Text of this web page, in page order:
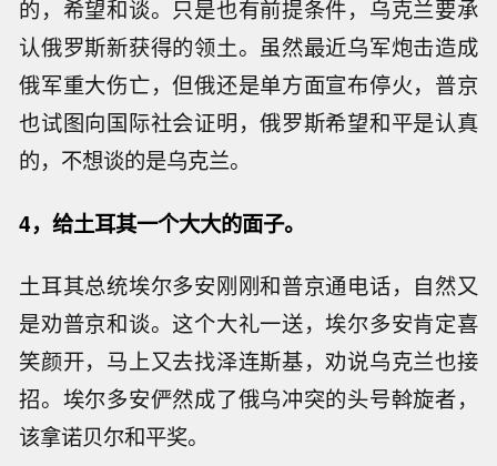
的，希望和谈。只是也有前提条件，乌克兰要承
认俄罗斯新获得的领土。虽然最近乌军炮击造成
俄军重大伤亡，但俄还是单方面宣布停火，普京
也试图向国际社会证明，俄罗斯希望和平是认真
的，不想谈的是乌克兰。
4，给土耳其一个大大的面子。
土耳其总统埃尔多安刚刚和普京通电话，自然又
是劝普京和谈。这个大礼一送，埃尔多安肯定喜
笑颜开，马上又去找泽连斯基，劝说乌克兰也接
招。埃尔多安俨然成了俄乌冲突的头号斡旋者，
该拿诺贝尔和平奖。